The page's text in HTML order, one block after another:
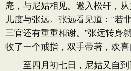
庵，与尼姑相见。邀入松轩，
儿度与张远。张远看见道：“若
三官还有重重相谢。”张远转身
收了一个戒指，双手带著，欢喜
至四月初七日，尼姑又自到